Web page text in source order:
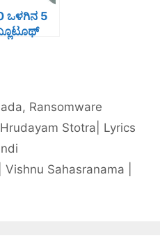
ಒಳಗಿನ 5
4000
, Ransomware
Stotra| Lyrics
Vishnu Sahasranama |